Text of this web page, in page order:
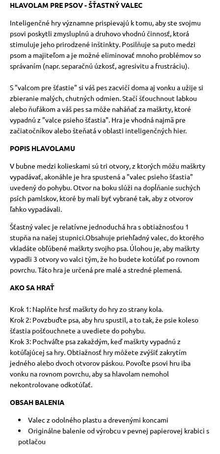
HLAVOLAM PRE PSOV - ŠŤASTNÝ VALEC
Inteligenčné hry významne prispievajú k tomu, aby ste svojmu
psovi poskytli zmysluplnú a druhovo vhodnú činnosť, ktorá
stimuluje jeho prirodzené inštinkty. Posilňuje sa puto medzi
psom a majiteľom a je možné eliminovať mnoho problémov so
správaním (napr. separačnú úzkosť, agresivitu a frustráciu).
S "valcom pre šťastie" si váš pes zacvičí doma aj vonku a užije si
zbieranie malých, chutných odmien. Stačí šťouchnout labkou
alebo ňufákom a váš pes sa môže naháňať za maškrty, ktoré
vypadnú z "valce psieho šťastia". Hra je vhodná najmä pre
začiatočníkov alebo šteňatá v oblasti inteligenčných hier.
POPIS HLAVOLAMU
V bubne medzi kolieskami sú tri otvory, z ktorých môžu maškrty
vypadávať, akonáhle je hra spustená a "valec psieho šťastia"
uvedený do pohybu. Otvor na boku slúži na dopĺňanie suchých
psích pamlskov, ktoré by mali byť vybrané tak, aby z otvorov
ľahko vypadávali.
Šťastný valec je relatívne jednoduchá hra s obtiažnosťou 1
stupňa na našej stupnici.Obsahuje priehľadný valec, do ktorého
vkladáte obľúbené maškrty svojho psa. Úlohou je, aby maškrty
vypadli 3 otvory vo valci tým, že ho budete kotúľať po rovnom
povrchu. Táto hra je určená pre malé a stredné plemená.
AKO SA HRAŤ
Krok 1: Naplňte hrsť maškrty do hry zo strany kola.
Krok 2: Povzbuďte psa, aby hru spustil, a to tak, že psie koleso
šťastia pošťouchnete a uvediete do pohybu.
Krok 3: Pochváľte psa zakaždým, keď maškrty vypadnú z
kotúľajúcej sa hry. Obtiažnosť hry môžete zvýšiť zakrytím
jedného alebo dvoch otvorov páskou. Povoľte psovi hru iba
vonku na rovnom povrchu, aby sa hlavolam nemohol
nekontrolovane odkotúľať.
OBSAH BALENIA
Valec z odolného plastu a drevenými koncami
Originálne balenie od výrobcu v pevnej papierovej krabici s
potlačou